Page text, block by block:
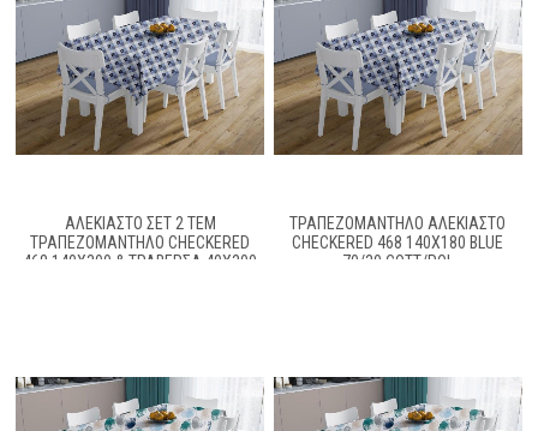
ΑΛΈΚΙΑΣΤΟ ΣΕΤ 2 ΤΕΜ
ΤΡΑΠΕΖΟΜΆΝΤΗΛΟ CHECKERED
468 140X300 & ΤΡΑΒΈΡΣΑ 40X300
ΤΡΑΠΕΖΟΜΆΝΤΗΛΟ ΑΛΈΚΙΑΣΤΟ
CHECKERED 468 140X180 BLUE
70/30 COTT/POL